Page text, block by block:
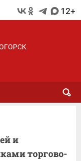
12+
и
торгово-